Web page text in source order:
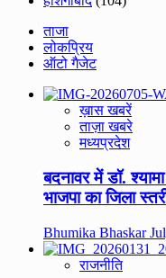
ताजा
लोकप्रिय
ऑटो गैजेट
ख़ास खबरें
ताज़ा खबरे
मध्यप्रदेश
बदनावर में डॉ.
भाजपा का जिला
Bhumika Bhaskar
राजनीति